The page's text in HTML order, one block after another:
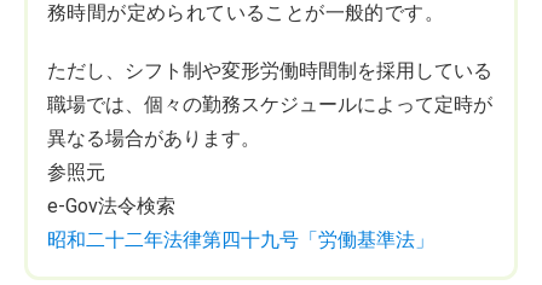
務時間が定められていることが一般的です。
ただし、シフト制や変形労働時間制を採用している
職場では、個々の勤務スケジュールによって定時が
異なる場合があります。
参照元
e-Gov法令検索
昭和二十二年法律第四十九号「労働基準法」